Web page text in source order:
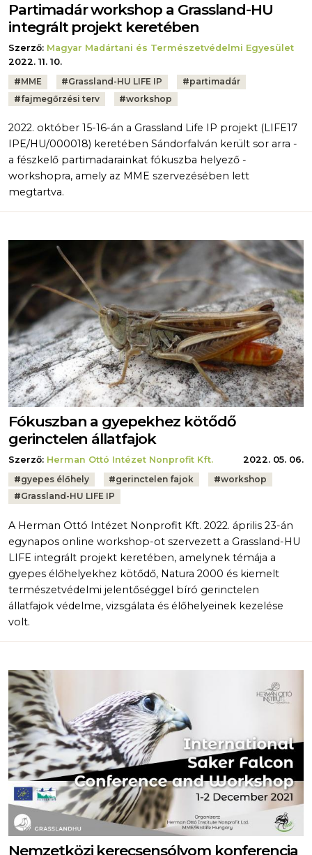
Partimadár workshop a Grassland-HU
integrált projekt keretében
Szerző: Magyar Madártani és Természetvédelmi Egyesület
2022. 11. 10.
Tags:
#MME #Grassland-HU LIFE IP #partimadár
#fajmegőrzési terv #workshop
2022. október 15-16-án a Grassland Life IP projekt (LIFE17
IPE/HU/000018) keretében Sándorfalván került sor arra -
a fészkelő partimadarainkat fókuszba helyező -
workshopra, amely az MME szervezésében lett
megtartva.
Fókuszban a gyepekhez kötődő
gerinctelen állatfajok
Szerző: Herman Ottó Intézet Nonprofit Kft.
2022. 05. 06.
Tags:
#gyepes élőhely #gerinctelen fajok #workshop
#Grassland-HU LIFE IP
A Herman Ottó Intézet Nonprofit Kft. 2022. április 23-án
egynapos online workshop-ot szervezett a Grassland-HU
LIFE integrált projekt keretében, amelynek témája a
gyepes élőhelyekhez kötődő, Natura 2000 és kiemelt
természetvédelmi jelentőséggel bíró gerinctelen
állatfajok védelme, vizsgálata és élőhelyeinek kezelése
volt.
Nemzetközi kerecsensólyom konferencia